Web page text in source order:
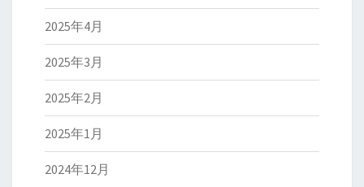
2025年4月
2025年3月
2025年2月
2025年1月
2024年12月